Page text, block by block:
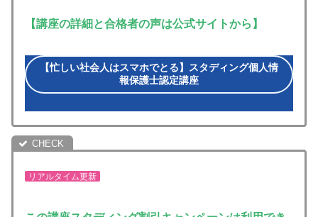
【講座の詳細と合格者の声は公式サイトから】
【忙しい社会人はスマホでとる】スタディング個人情
報保護士認定講座
リアルタイム更新